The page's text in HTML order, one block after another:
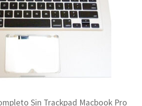
Sin Trackpad Macbook Pro